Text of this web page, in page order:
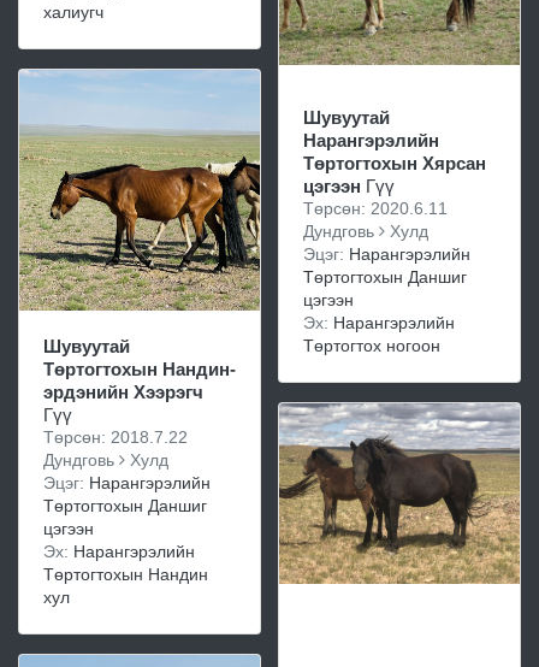
халиугч
Шувуутай
Төртогтохын Нандин-
эрдэнийн Хээрэгч
Гүү
Төрсөн: 2018.7.22
Дундговь
Хулд
Эцэг: Нарангэрэлийн
Төртогтохын Даншиг
цэгээн
Эх: Нарангэрэлийн
Төртогтохын Нандин
хул
Шувуутай
Нарангэрэлийн
Төртогтохын Хярсан
цэгээн Гүү
Төрсөн: 2020.6.11
Дундговь
Хулд
Эцэг: Нарангэрэлийн
Төртогтохын Даншиг
цэгээн
Эх: Нарангэрэлийн
Төртогтох ногоон